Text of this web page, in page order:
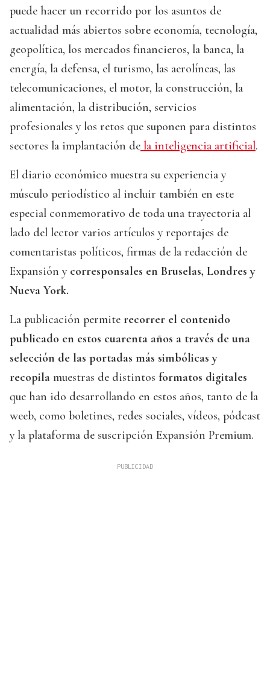
puede hacer un recorrido por los asuntos de
actualidad más abiertos sobre economía, tecnología,
geopolítica, los mercados financieros, la banca, la
energía, la defensa, el turismo, las aerolíneas, las
telecomunicaciones, el motor, la construcción, la
alimentación, la distribución, servicios
profesionales y los retos que suponen para distintos
sectores la implantación de la inteligencia artificial.
El diario económico muestra su experiencia y
músculo periodístico al incluir también en este
especial conmemorativo de toda una trayectoria al
lado del lector varios artículos y reportajes de
comentaristas políticos, firmas de la redacción de
Expansión ycorresponsales en Bruselas, Londres y
Nueva York.
La publicación permite recorrer el contenido
publicado en estos cuarenta años a través de una
selección de las portadas más simbólicas y
recopila muestras de distintos formatos digitales
que han ido desarrollando en estos años, tanto de la
weeb, como boletines, redes sociales, vídeos, pódcast
y la plataforma de suscripción Expansión Premium.